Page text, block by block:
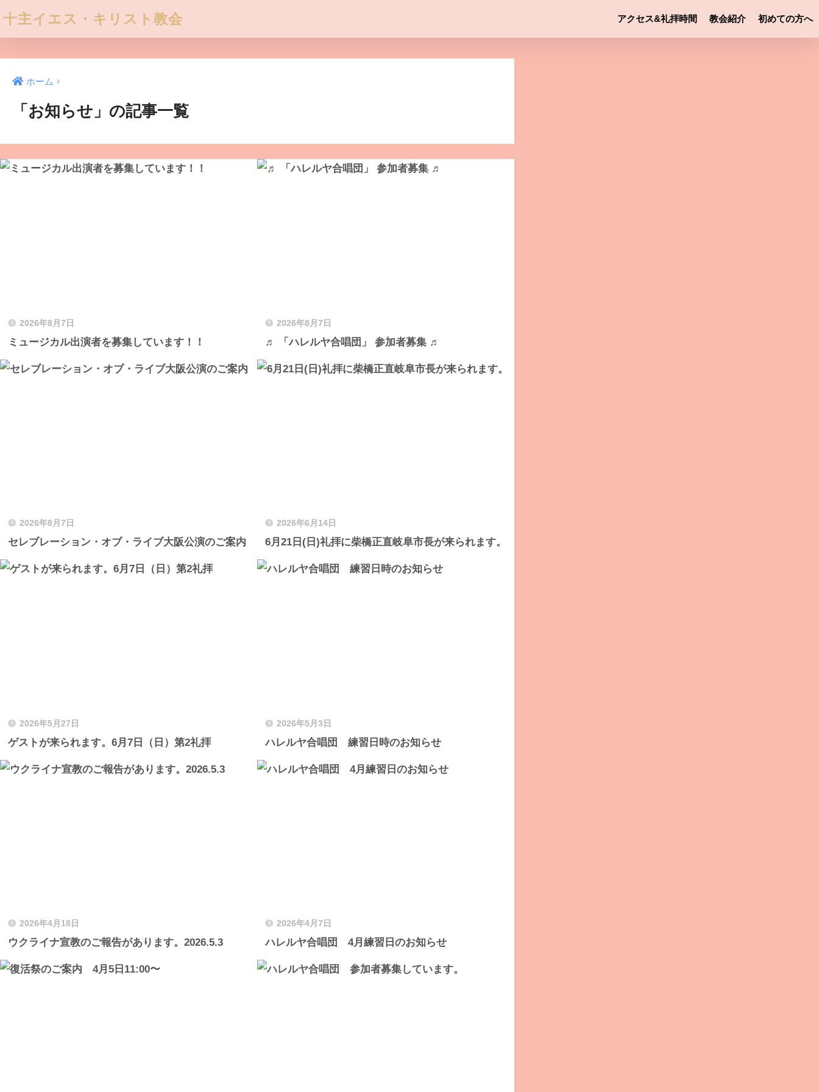
十主イエス・キリスト教会 アクセス&礼拝時間 教会紹介 初めての方へ
ホーム
「お知らせ」の記事一覧
2026年8月7日
ミュージカル出演者を募集しています！！
2026年8月7日
♬ 「ハレルヤ合唱団」 参加者募集 ♬
2026年8月7日
セレブレーション・オブ・ライブ大阪公演のご案内
2026年6月14日
6月21日(日)礼拝に柴橋正直岐阜市長が来られます。
2026年5月27日
ゲストが来られます。6月7日（日）第2礼拝
2026年5月3日
ハレルヤ合唱団 練習日時のお知らせ
2026年4月18日
ウクライナ宣教のご報告があります。2026.5.3
2026年4月7日
ハレルヤ合唱団 4月練習日のお知らせ